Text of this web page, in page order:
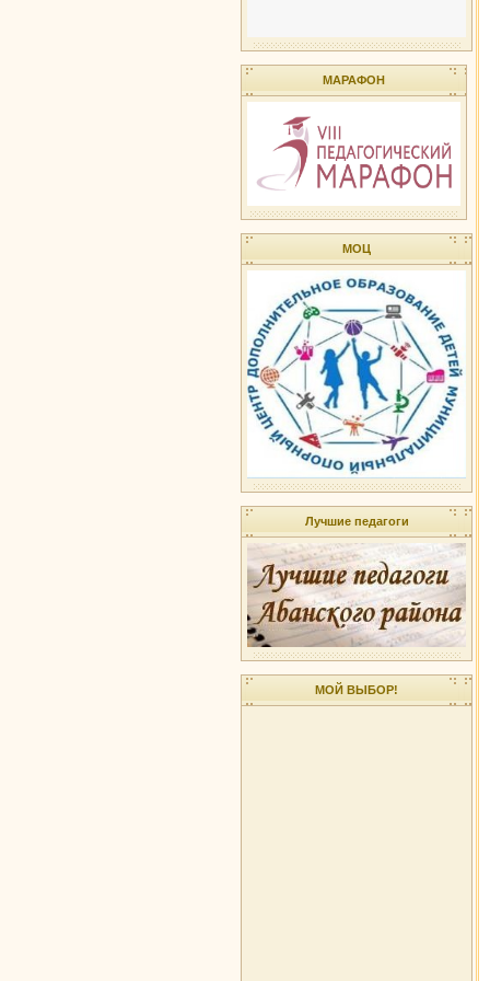
МАРАФОН
МОЦ
Лучшие педагоги
МОЙ ВЫБОР!